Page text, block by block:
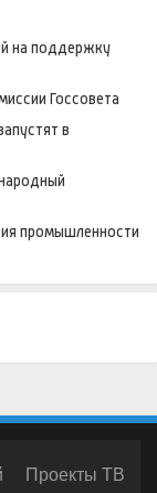
на поддержку
Госсовета
в
промышленности
Проекты ТВ